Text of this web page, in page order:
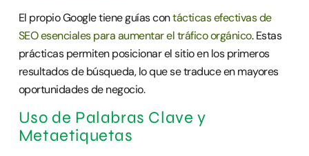
El propio Google tiene guías contácticas efectivas de
SEO esenciales para aumentar el tráfico orgánico. Estas
prácticas permiten posicionar el sitio en los primeros
resultados de búsqueda, lo que se traduce en mayores
oportunidades de negocio.
Uso de Palabras Clave y
Metaetiquetas